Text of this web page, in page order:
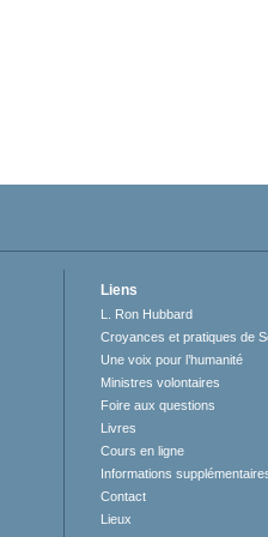
Liens
L. Ron Hubbard
Croyances et pratiques de
Une voix pour l’humanité
Ministres volontaires
Foire aux questions
Livres
Cours en ligne
Informations
Contact
Lieux